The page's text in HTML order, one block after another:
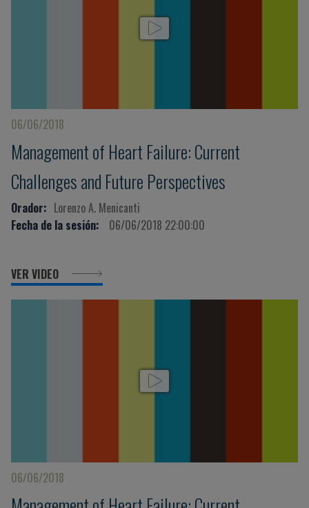
06/06/2018
Management of Heart Failure: Current
Challenges and Future Perspectives
Orador: Lorenzo A. Menicanti
Fecha de la sesión:
06/06/2018 22:00:00
VER VIDEO
06/06/2018